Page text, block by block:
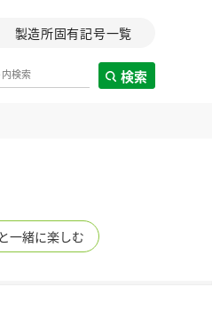
製造所固有記号一覧
検索
一緒に楽しむ